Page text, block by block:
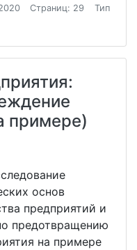
Страниц: 29
Тип
примере)
основ
предприятий и
предотвращению
на примере